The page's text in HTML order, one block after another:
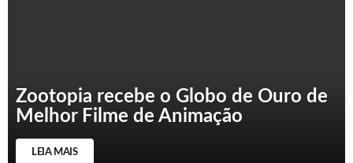
Zootopia recebe o Globo de Ouro de
Melhor Filme de Animação
LEIA MAIS